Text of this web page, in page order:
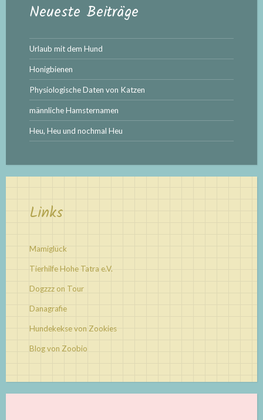
Neueste Beiträge
Urlaub mit dem Hund
Honigbienen
Physiologische Daten von Katzen
männliche Hamsternamen
Heu, Heu und nochmal Heu
Links
Mamiglück
Tierhilfe Hohe Tatra e.V.
Dogzzz on Tour
Danagrafie
Hundekekse von Zookies
Blog von Zoobio